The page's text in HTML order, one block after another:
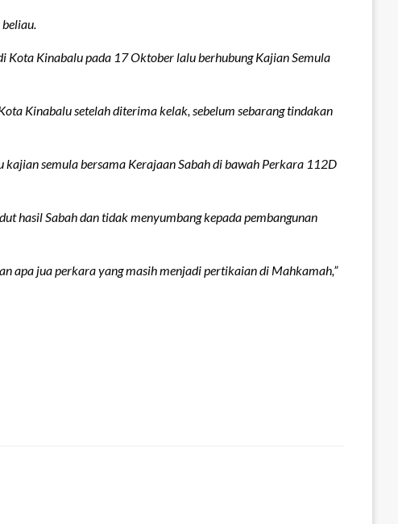
Kinabalu pada 17 Oktober lalu berhubung Kajian Semula
Kinabalu setelah diterima kelak, sebelum sebarang tindakan
semula bersama Kerajaan Sabah di bawah Perkara 112D
hasil Sabah dan tidak menyumbang kepada pembangunan
apa jua perkara yang masih menjadi pertikaian di Mahkamah,”